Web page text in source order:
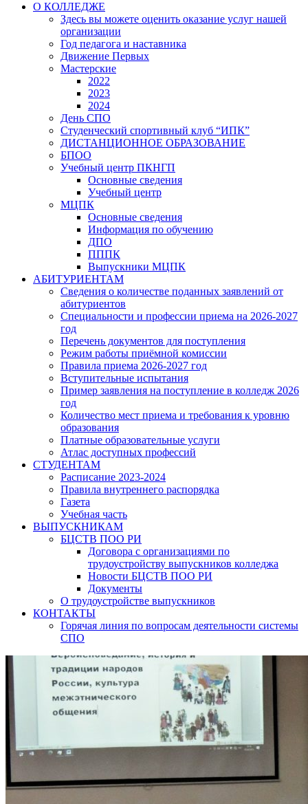
О КОЛЛЕДЖЕ
Здесь вы можете оценить оказание услуг нашей
организации
Год педагога и наставника
Движение Первых
Мастерские
2022
2023
2024
День СПО
Студенческий спортивный клуб “ИПК”
ДИСТАНЦИОННОЕ ОБРАЗОВАНИЕ
БПОО
Учебный центр ПКНГП
Основные сведения
Учебный центр
МЦПК
Основные сведения
Информация по обучению
ДПО
ПППК
Выпускники МЦПК
АБИТУРИЕНТАМ
Сведения о количестве поданных заявлений от
абитуриентов
Специальности и профессии приема на 2026-2027
год
Перечень документов для поступления
Режим работы приёмной комиссии
Правила приема 2026-2027 год
Вступительные испытания
Пример заявления на поступление в колледж 2026
год
Количество мест приема и требования к уровню
образования
Платные образовательные услуги
Атлас доступных профессий
СТУДЕНТАМ
Расписание 2023-2024
Правила внутреннего распорядка
Газета
Учебная часть
ВЫПУСКНИКАМ
БЦСТВ ПОО РИ
Договора с организациями по
трудоустройству выпускников колледжа
Новости БЦСТВ ПОО РИ
Документы
О трудоустройстве выпускников
КОНТАКТЫ
Горячая линия по вопросам деятельности системы
СПО